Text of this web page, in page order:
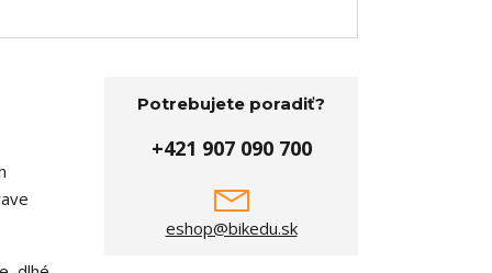
Potrebujete poradiť?
+421 907 090 700
eshop@bikedu.sk